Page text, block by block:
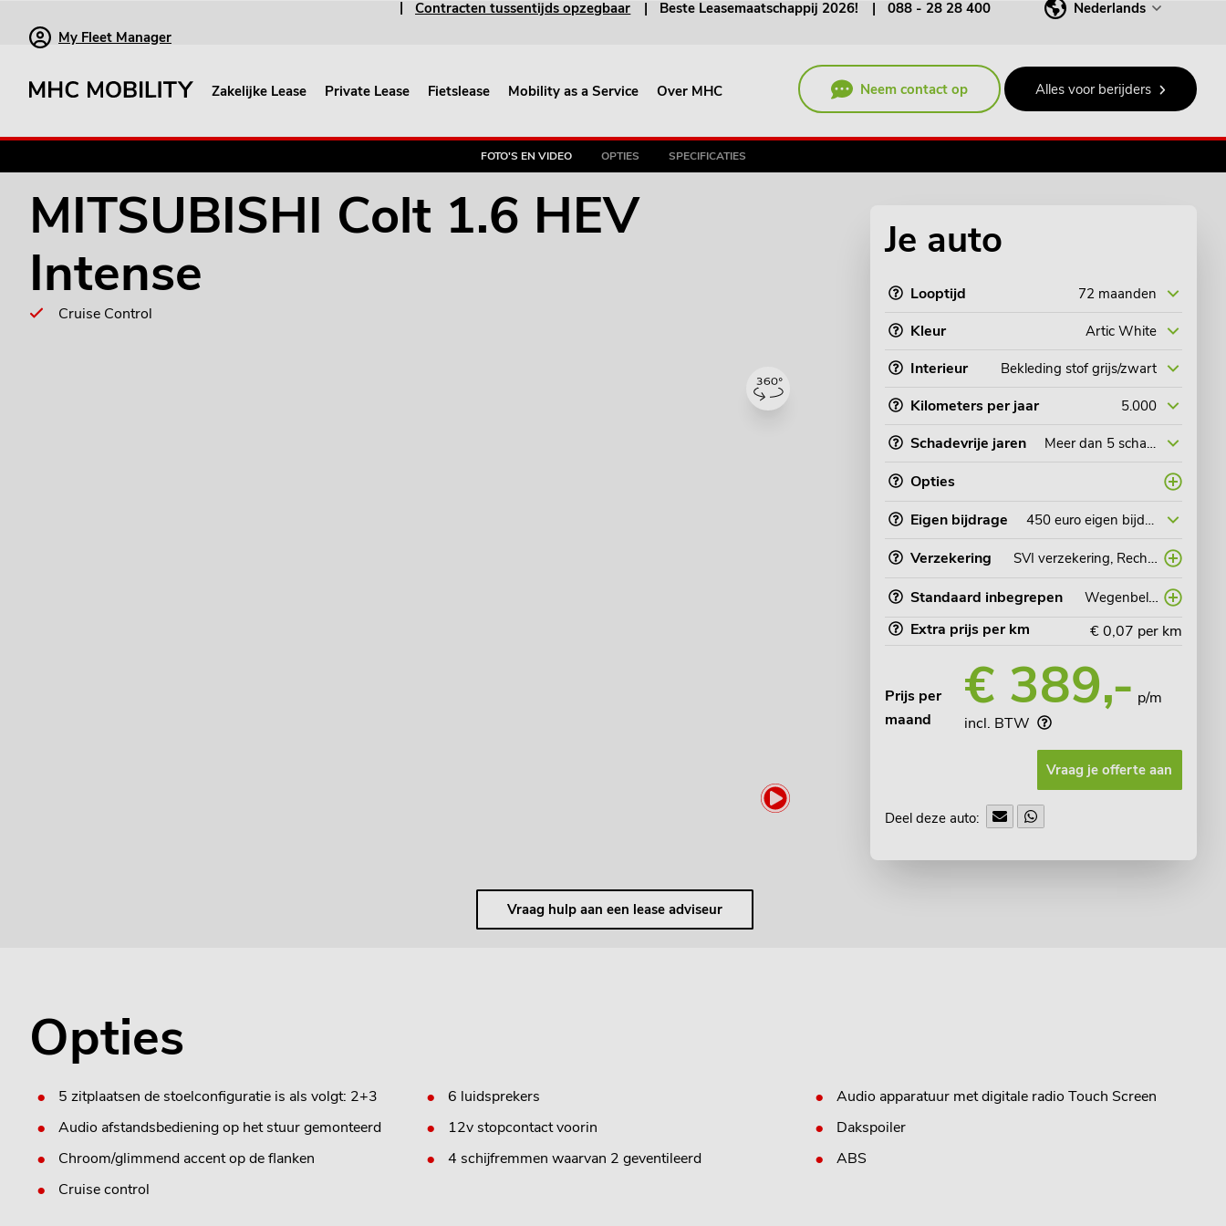
Contracten tussentijds opzegbaar Beste Leasemaatschappij 2026! 088 - 28 28 400
Nederlands
My Fleet Manager
Zakelijke Lease Private Lease Fietslease Mobility as a Service Over MHC Neem contact op Alles voor berijders
MITSUBISHI Colt 1.6 HEV Intense
Cruise Control
FOTO'S EN VIDEO OPTIES SPECIFICATIES
MITSUBISHI Colt 1.6 HEV
Intense
Cruise Control
Je auto
Looptijd
Kleur
Interieur
Kilometers per jaar
Schadevrije jaren
Opties
Eigen bijdrage
Verzekering
SVI verzekering Rechtsbijstandverzekering
Standaard inbegrepen Wegenbelasting
Extra prijs per km € 0,07 per km
Prijs per
maand
€ 389,- p/m
incl. BTW
Vraag je offerte aan
Deel deze auto:
Vraag hulp aan een lease adviseur
Opties
5 zitplaatsen de stoelconfiguratie is als volgt: 2+3 6 luidsprekers
Audio apparatuur met digitale radio Touch Screen
Audio afstandsbediening op het stuur gemonteerd
12v stopcontact voorin
Dakspoiler
Chroom/glimmend accent op de flanken
4 schijfremmen waarvan 2 geventileerd
ABS
Cruise control